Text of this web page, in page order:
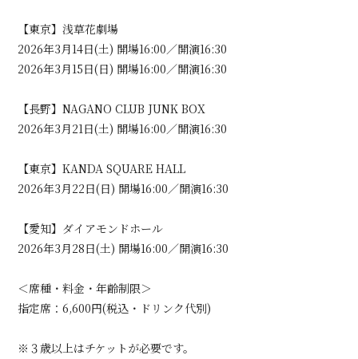
【東京】浅草花劇場
2026年3月14日(土) 開場16:00／開演16:30
2026年3月15日(日) 開場16:00／開演16:30
【長野】NAGANO CLUB JUNK BOX
2026年3月21日(土) 開場16:00／開演16:30
【東京】KANDA SQUARE HALL
2026年3月22日(日) 開場16:00／開演16:30
【愛知】ダイアモンドホール
2026年3月28日(土) 開場16:00／開演16:30
＜席種・料金・年齢制限＞
指定席：6,600円(税込・ドリンク代別)
※３歳以上はチケットが必要です。